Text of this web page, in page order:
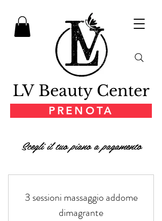
PRENOTA
LV Beauty Center
Scegli il tuo piano a pagamento
3 sessioni massaggio addome
dimagrante